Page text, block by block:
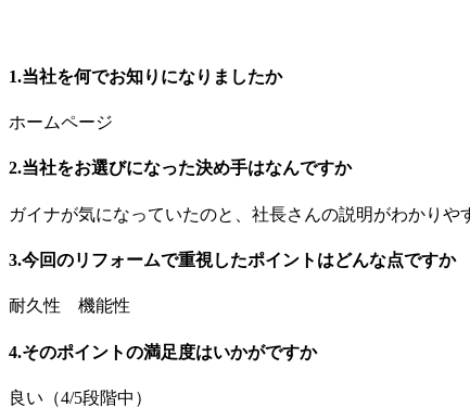
1.当社を何でお知りになりましたか
ホームページ
2.当社をお選びになった決め手はなんですか
ガイナが気になっていたのと、社長さんの説明がわかり
3.今回のリフォームで重視したポイントはどんな点ですか
耐久性 機能性
4.そのポイントの満足度はいかがですか
良い（4/5段階中）